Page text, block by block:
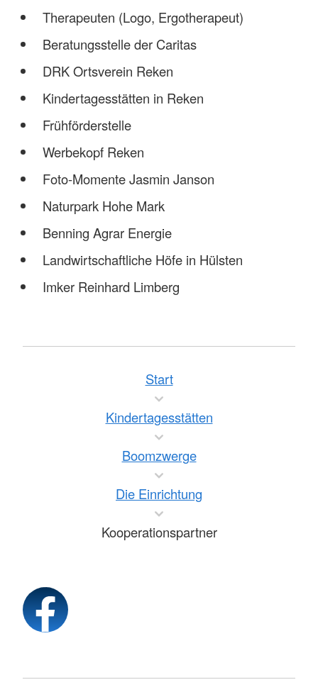
Therapeuten (Logo, Ergotherapeut)
Beratungsstelle der Caritas
DRK Ortsverein Reken
Kindertagesstätten in Reken
Frühförderstelle
Werbekopf Reken
Foto-Momente Jasmin Janson
Naturpark Hohe Mark
Benning Agrar Energie
Landwirtschaftliche Höfe in Hülsten
Imker Reinhard Limberg
Start
Kindertagesstätten
Boomzwerge
Die Einrichtung
Kooperationspartner